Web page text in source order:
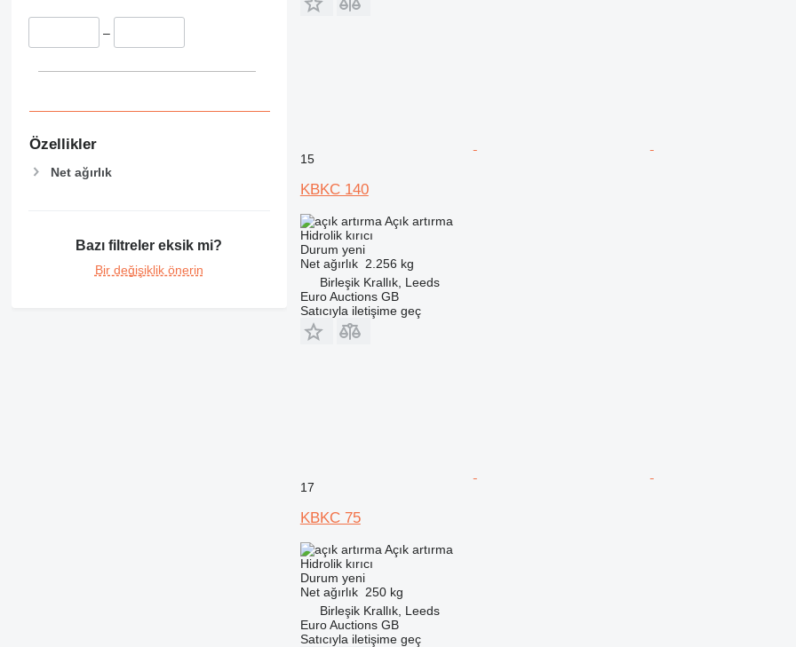
–
Özellikler
Net ağırlık
Bazı filtreler eksik mi?
Bir değişiklik önerin
15
KBKC 140
Açık artırma
Hidrolik kırıcı
Durum yeni
Net ağırlık 2.256 kg
Birleşik Krallık, Leeds
Euro Auctions GB
Satıcıyla iletişime geç
17
KBKC 75
Açık artırma
Hidrolik kırıcı
Durum yeni
Net ağırlık 250 kg
Birleşik Krallık, Leeds
Euro Auctions GB
Satıcıyla iletişime geç